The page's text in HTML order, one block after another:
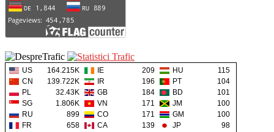
US 164.215K IE 209 HU
115
CN
139.722K IR 196 PT
104
PL
32.43K GB 184 BD
101
SG
1.806K VN 171 JM
100
RU
899 CO 171 GM
100
FR
658 CA 139 JP
98